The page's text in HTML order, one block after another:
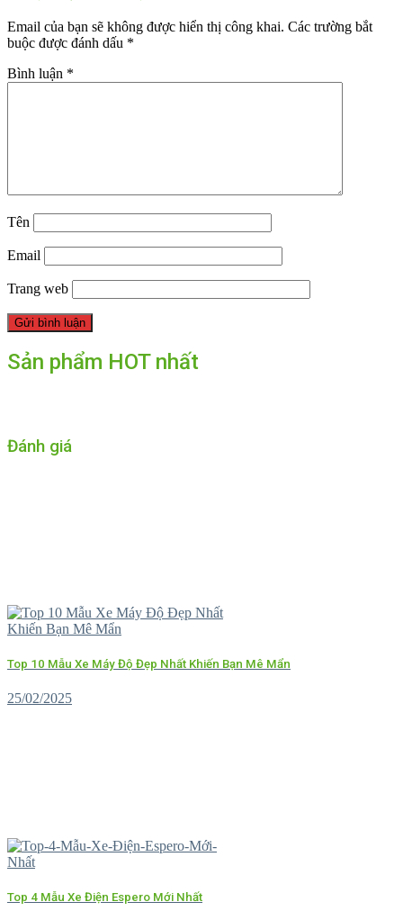
Email của bạn sẽ không được hiển thị công khai. Các trường bắt
buộc được đánh dấu *
Bình luận *
Tên
Email
Trang web
Sản phẩm HOT nhất
Đánh giá
Top 10 Mẫu Xe Máy Độ Đẹp Nhất Khiến Bạn Mê Mẩn
25/02/2025
Top 4 Mẫu Xe Điện Espero Mới Nhất